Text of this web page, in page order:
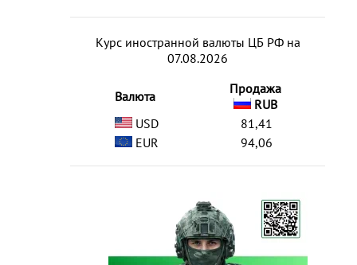
Курс иностранной валюты ЦБ РФ на
07.08.2026
Валюта
Продажа
RUB
USD
81,41
EUR
94,06